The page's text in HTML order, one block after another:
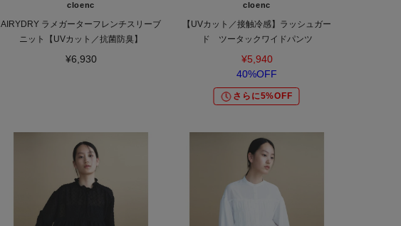
cloenc
AIRYDRY ラメガーターフレンチスリーブ
ニット【UVカット／抗菌防臭】
¥6,930
cloenc
【UVカット／接触冷感】ラッシュガー
ド ツータックワイドパンツ
¥5,940
40%OFF
さらに5%OFF